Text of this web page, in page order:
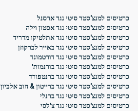
כרטיסים למנצ'סטר סיטי נגד ארסנל
כרטיסים למנצ'סטר סיטי נגד אסטון וילה
כרטיסים למנצ'סטר סיטי נגד אתלטיקו מדריד
כרטיסים למנצ'סטר סיטי נגד באייר לברקוזן
כרטיסים למנצ'סטר סיטי נגד דורטמונד
כרטיסים למנצ'סטר סיטי נגד בורנמות'
כרטיסים למנצ'סטר סיטי נגד ברנטפורד
כרטיסים למנצ'סטר סיטי נגד ברייטון & הוב אלביון
כרטיסים למנצ'סטר סיטי נגד ברנלי
כרטיסים למנצ'סטר סיטי נגד צ'לסי